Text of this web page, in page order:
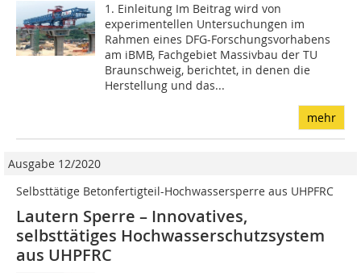
1. Einleitung Im Beitrag wird von
experimentellen Untersuchungen im
Rahmen eines DFG-Forschungsvorhabens
am iBMB, Fachgebiet Massivbau der TU
Braunschweig, berichtet, in denen die
Herstellung und das...
mehr
Ausgabe 12/2020
Selbsttätige Betonfertigteil-Hochwassersperre aus UHPFRC
Lautern Sperre – Innovatives,
selbsttätiges Hochwasserschutzsystem
aus UHPFRC